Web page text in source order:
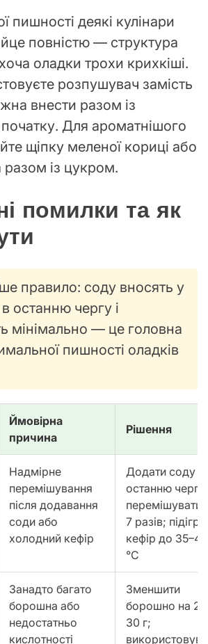
пишності деякі кулінари
повністю — структура
оладки трохи крихкіші.
розпушувач замість
внести разом із
Для ароматнішого
щіпку меленої кориці або
із цукром.
помилки та як
правило: соду вносять у
в останню чергу і
мінімально — це головна
пишності оладків
Ймовірна
причина
Рішення
Надмірне
перемішування
після додавання
соди або
холодний кефір
Додати соду в
останню чергу,
перемішувати
7 разів;
кефір до 35–40
°C
Занадто багато
борошна або
недостатньо
кислотності
Зменшити
борошно на
30 г;